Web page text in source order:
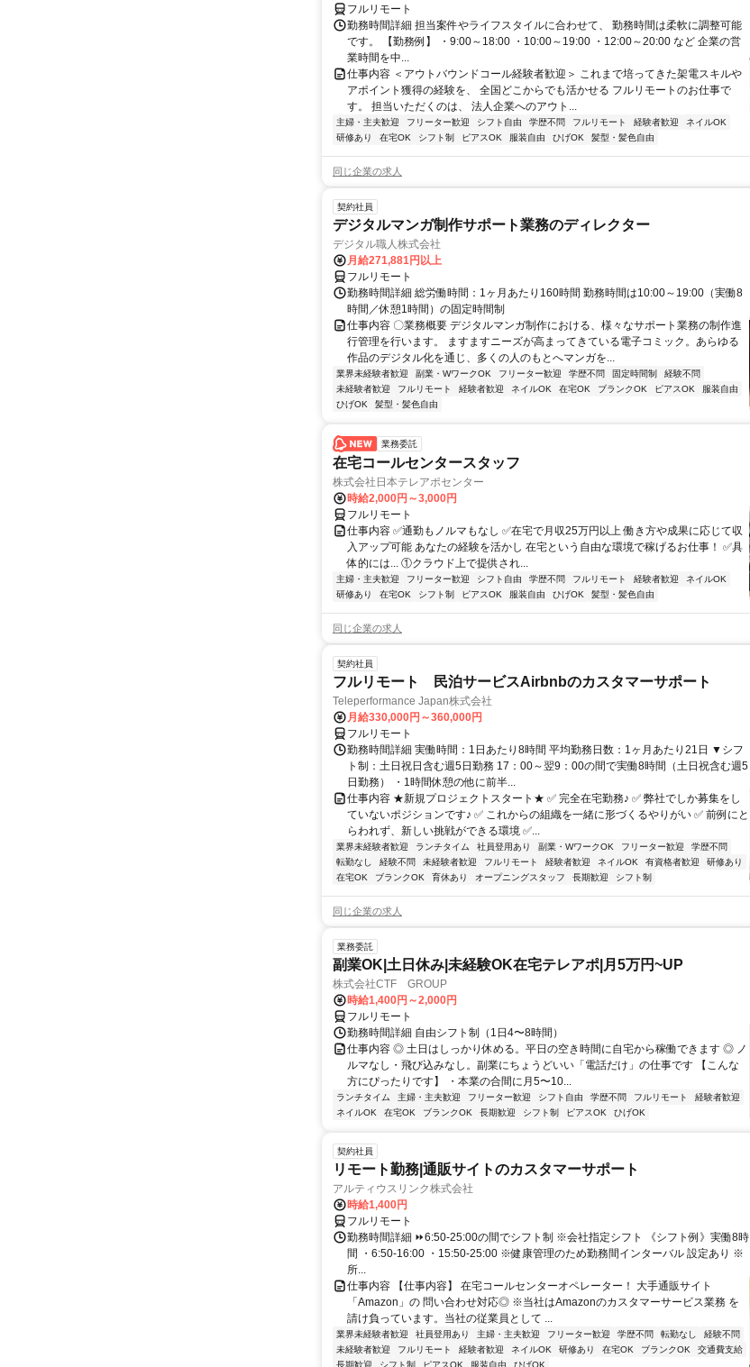
フルリモート
勤務時間詳細 担当案件やライフスタイルに合わせて、 勤務時間は柔軟に調整可能
です。 【勤務例】 ・9:00～18:00 ・10:00～19:00 ・12:00～20:00 など 企業の営
業時間を中...
仕事内容 ＜アウトバウンドコール経験者歓迎＞ これまで培ってきた架電スキルや
アポイント獲得の経験を、 全国どこからでも活かせる フルリモートのお仕事で
す。 担当いただくのは、 法人企業へのアウト...
主婦・主夫歓迎 フリーター歓迎 シフト自由 学歴不問 フルリモート 経験者歓迎
ネイルOK
研修あり
在宅OK シフト制 ピアスOK 服装自由 ひげOK 髪型・髪色自由
同じ企業の求人
契約社員
デジタルマンガ制作サポート業務のディレクター
デジタル職人株式会社
月給271,881円以上
フルリモート
勤務時間詳細 総労働時間：1ヶ月あたり160時間 勤務時間は10:00～19:00（実働8
時間／休憩1時間）の固定時間制
仕事内容 〇業務概要 デジタルマンガ制作における、様々なサポート業務の制作進
行管理を行います。 ますますニーズが高まってきている電子コミック。あらゆる
作品のデジタル化を通じ、多くの人のもとへマンガを...
業界未経験者歓迎 副業・WワークOK フリーター歓迎 学歴不問 固定時間制
経験不問
未経験者歓迎
フルリモート 経験者歓迎 ネイルOK 在宅OK ブランクOK ピアスOK
服装自由
ひげOK
髪型・髪色自由
業務委託
在宅コールセンタースタッフ
株式会社日本テレアポセンター
時給2,000円～3,000円
フルリモート
仕事内容 ✅通勤もノルマもなし ✅在宅で月収25万円以上 働き方や成果に応じて収
入アップ可能 あなたの経験を活かし 在宅という自由な環境で稼げるお仕事！ ✅具
体的には... ①クラウド上で提供され...
主婦・主夫歓迎 フリーター歓迎 シフト自由 学歴不問 フルリモート 経験者歓迎
ネイルOK
研修あり
在宅OK シフト制 ピアスOK 服装自由 ひげOK 髪型・髪色自由
同じ企業の求人
契約社員
フルリモート 民泊サービスAirbnbのカスタマーサポート
Teleperformance Japan株式会社
月給330,000円～360,000円
フルリモート
勤務時間詳細 実働時間：1日あたり8時間 平均勤務日数：1ヶ月あたり21日 ▼シフ
ト制：土日祝日含む週5日勤務 17：00～翌9：00の間で実働8時間（土日祝含む週5
日勤務） ・1時間休憩の他に前半...
仕事内容 ★新規プロジェクトスタート★ ✅ 完全在宅勤務♪ ✅ 弊社でしか募集をし
ていないポジションです♪ ✅ これからの組織を一緒に形づくるやりがい ✅ 前例にと
らわれず、新しい挑戦ができる環境 ✅...
業界未経験者歓迎 ランチタイム 社員登用あり 副業・WワークOK フリーター歓迎
学歴不問
転勤なし
経験不問 未経験者歓迎 フルリモート 経験者歓迎 ネイルOK 有資格者歓迎
研修あり
在宅OK
ブランクOK 育休あり オープニングスタッフ 長期歓迎 シフト制
同じ企業の求人
業務委託
副業OK|土日休み|未経験OK在宅テレアポ|月5万円~UP
株式会社CTF GROUP
時給1,400円～2,000円
フルリモート
勤務時間詳細 自由シフト制（1日4〜8時間）
仕事内容 ◎ 土日はしっかり休める。平日の空き時間に自宅から稼働できます ◎ ノ
ルマなし・飛び込みなし。副業にちょうどいい「電話だけ」の仕事です 【こんな
方にぴったりです】 ・本業の合間に月5〜10...
ランチタイム 主婦・主夫歓迎 フリーター歓迎 シフト自由 学歴不問 フルリモート
経験者歓迎
ネイルOK
在宅OK ブランクOK 長期歓迎 シフト制 ピアスOK ひげOK
契約社員
リモート勤務|通販サイトのカスタマーサポート
アルティウスリンク株式会社
時給1,400円
フルリモート
勤務時間詳細 ⏩6:50-25:00の間でシフト制 ※会社指定シフト 《シフト例》実働8時
間 ・6:50-16:00 ・15:50-25:00 ※健康管理のため勤務間インターバル 設定あり ※
所...
仕事内容 【仕事内容】 在宅コールセンターオペレーター！ 大手通販サイト
「Amazon」の 問い合わせ対応◎ ※当社はAmazonのカスタマーサービス業務 を
請け負っています。当社の従業員として ...
業界未経験者歓迎 社員登用あり 主婦・主夫歓迎 フリーター歓迎 学歴不問 転勤なし
経験不問
未経験者歓迎
フルリモート 経験者歓迎 ネイルOK 研修あり 在宅OK ブランクOK
交通費支給
長期歓迎
シフト制 ピアスOK 服装自由 ひげOK